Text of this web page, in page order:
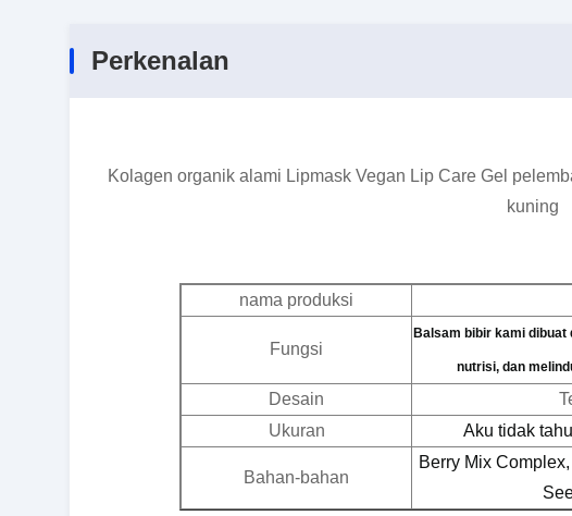
Perkenalan
Kolagen organik alami Lipmask Vegan Lip Care Gel
kuning
nama produksi
Fungsi
Balsam bibir kami dibuat
nutrisi, dan
Desain
Ukuran
Aku tidak
Bahan-bahan
Berry Mix